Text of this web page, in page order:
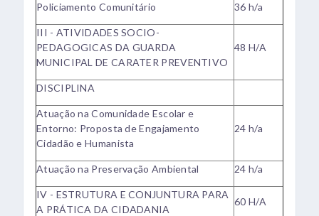
Policiamento Comunitário 36 h/a
III - ATIVIDADES SOCIO-
PEDAGOGICAS DA GUARDA
MUNICIPAL DE CARATER PREVENTIVO
48 H/A
DISCIPLINA
Atuação na Comunidade Escolar e
Entorno: Proposta de Engajamento
Cidadão e Humanista
24 h/a
Atuação na Preservação Ambiental 24 h/a
IV - ESTRUTURA E CONJUNTURA PARA
A PRÁTICA DA CIDADANIA
60 H/A